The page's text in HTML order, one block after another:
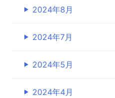
2024年8月
2024年7月
2024年5月
2024年4月